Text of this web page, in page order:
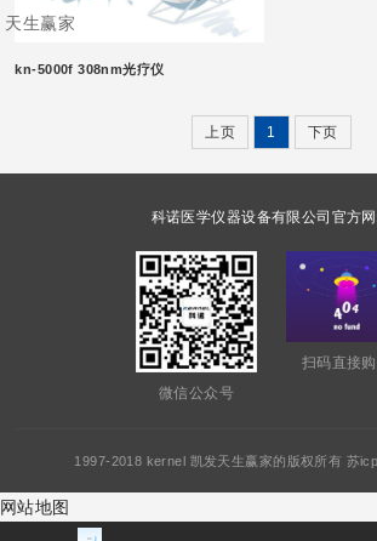
天生赢家
kn-5000f 308nm光疗仪
上页 1 下页
科诺医学仪器设备有限公司官方
微信公众号
扫码直接
1997-2018 kernel 凯发天生赢家的版权所有 苏
网站地图